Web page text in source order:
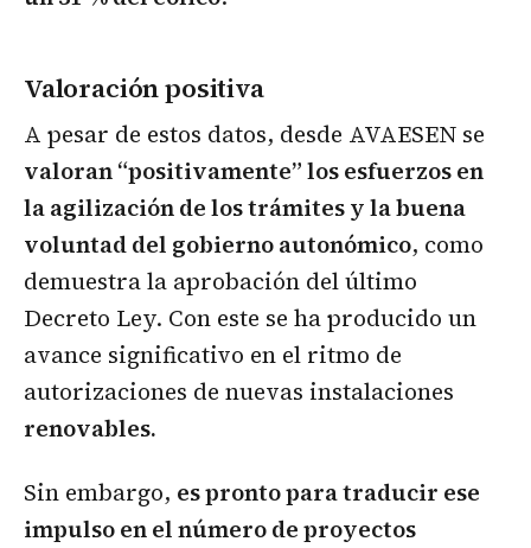
Valoración positiva
A pesar de estos datos, desde AVAESEN se
valoran “positivamente” los esfuerzos en
la agilización de los trámites y la buena
voluntad del gobierno autonómico, como
demuestra la aprobación del último
Decreto Ley. Con este se ha producido un
avance significativo en el ritmo de
autorizaciones de nuevas instalaciones
renovables.
Sin embargo, es pronto para traducir ese
impulso en el número de proyectos